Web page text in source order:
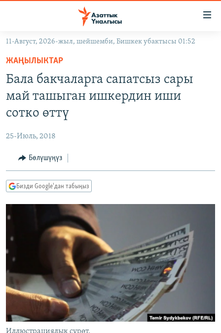
Навигацияга
өтүңүз
Издөөгө
салыңыз
КЫРГЫЗСТАН
МАДАНИЯТ
ТВ ПРОГРАММАЛАР
БҮГҮН АЗАТТЫКТА
ЭЖЕ-СИҢДИЛЕР
ЫҢГАЙСЫЗ СУРООЛОР
ПОДКАСТ
Русский
ОНЛАЙН ШЕРИНЕ
ЭЕ/АРнун бардык сайттары
11-Август, 2026-жыл, шейшемби, Бишкек убактысы 01:52
ЖАҢЫЛЫКТАР
Бала бакчаларга сапатсыз сары
май ташыган ишкердин иши
сотко өттү
25-Июль, 2018
Бөлүшүңүз
Бизди Google'дан табыңыз